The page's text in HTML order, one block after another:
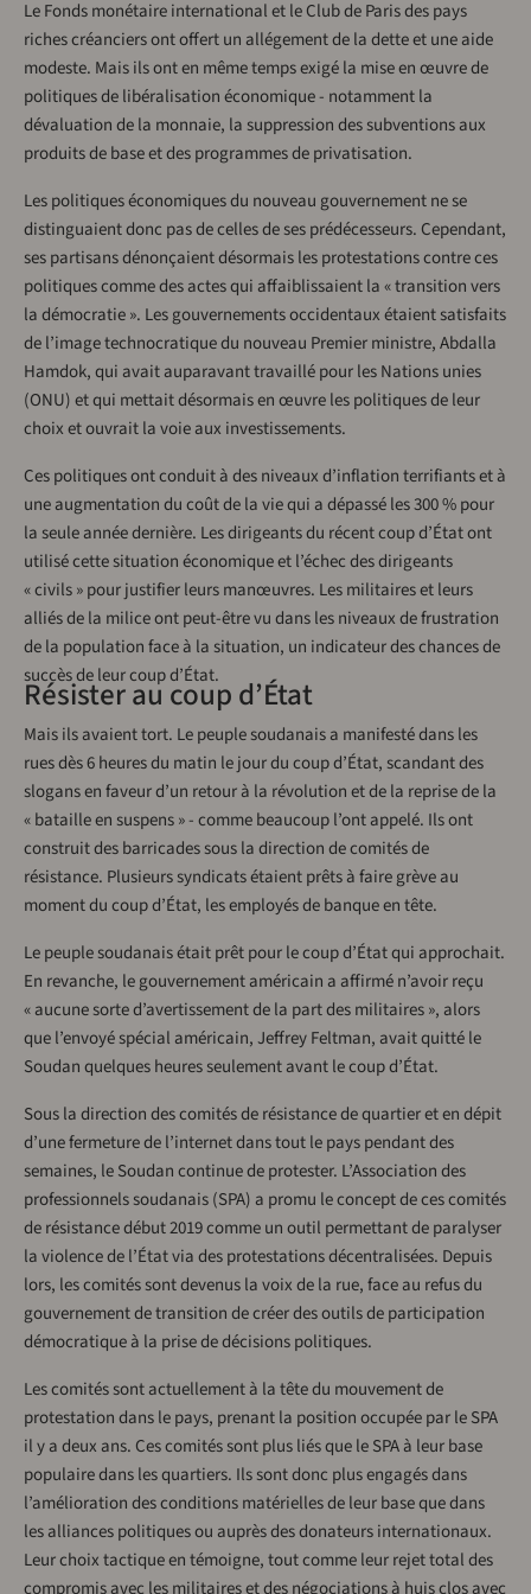
Le Fonds monétaire international et le Club de Paris des pays
riches créanciers ont offert un allégement de la dette et une aide
modeste. Mais ils ont en même temps exigé la mise en œuvre de
politiques de libéralisation économique - notamment la
dévaluation de la monnaie, la suppression des subventions aux
produits de base et des programmes de privatisation.
Les politiques économiques du nouveau gouvernement ne se
distinguaient donc pas de celles de ses prédécesseurs. Cependant,
ses partisans dénonçaient désormais les protestations contre ces
politiques comme des actes qui affaiblissaient la « transition vers
la démocratie ». Les gouvernements occidentaux étaient satisfaits
de l’image technocratique du nouveau Premier ministre, Abdalla
Hamdok, qui avait auparavant travaillé pour les Nations unies
(ONU) et qui mettait désormais en œuvre les politiques de leur
choix et ouvrait la voie aux investissements.
Ces politiques ont conduit à des niveaux d’inflation terrifiants et à
une augmentation du coût de la vie qui a dépassé les 300 % pour
la seule année dernière. Les dirigeants du récent coup d’État ont
utilisé cette situation économique et l’échec des dirigeants
« civils » pour justifier leurs manœuvres. Les militaires et leurs
alliés de la milice ont peut-être vu dans les niveaux de frustration
de la population face à la situation, un indicateur des chances de
succès de leur coup d’État.
Résister au coup d’État
Mais ils avaient tort. Le peuple soudanais a manifesté dans les
rues dès 6 heures du matin le jour du coup d’État, scandant des
slogans en faveur d’un retour à la révolution et de la reprise de la
« bataille en suspens » - comme beaucoup l’ont appelé. Ils ont
construit des barricades sous la direction de comités de
résistance. Plusieurs syndicats étaient prêts à faire grève au
moment du coup d’État, les employés de banque en tête.
Le peuple soudanais était prêt pour le coup d’État qui approchait.
En revanche, le gouvernement américain a affirmé n’avoir reçu
« aucune sorte d’avertissement de la part des militaires », alors
que l’envoyé spécial américain, Jeffrey Feltman, avait quitté le
Soudan quelques heures seulement avant le coup d’État.
Sous la direction des comités de résistance de quartier et en dépit
d’une fermeture de l’internet dans tout le pays pendant des
semaines, le Soudan continue de protester. L’Association des
professionnels soudanais (SPA) a promu le concept de ces comités
de résistance début 2019 comme un outil permettant de paralyser
la violence de l’État via des protestations décentralisées. Depuis
lors, les comités sont devenus la voix de la rue, face au refus du
gouvernement de transition de créer des outils de participation
démocratique à la prise de décisions politiques.
Les comités sont actuellement à la tête du mouvement de
protestation dans le pays, prenant la position occupée par le SPA
il y a deux ans. Ces comités sont plus liés que le SPA à leur base
populaire dans les quartiers. Ils sont donc plus engagés dans
l’amélioration des conditions matérielles de leur base que dans
les alliances politiques ou auprès des donateurs internationaux.
Leur choix tactique en témoigne, tout comme leur rejet total des
compromis avec les militaires et des négociations à huis clos avec